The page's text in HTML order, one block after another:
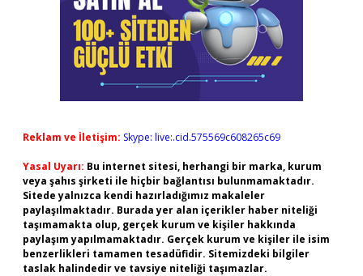
Reklam ve İletişim: Skype: live:.cid.575569c608265c69
Yasal Uyarı: Bu internet sitesi, herhangi bir marka, kurum
veya şahıs şirketi ile hiçbir bağlantısı bulunmamaktadır.
Sitede yalnızca kendi hazırladığımız makaleler
paylaşılmaktadır. Burada yer alan içerikler haber niteliği
taşımamakta olup, gerçek kurum ve kişiler hakkında
paylaşım yapılmamaktadır. Gerçek kurum ve kişiler ile isim
benzerlikleri tamamen tesadüfidir. Sitemizdeki bilgiler
taslak halindedir ve tavsiye niteliği taşımazlar.